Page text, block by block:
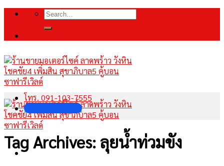
Skip
content
Search
โทร. 091-103-7555
INBOX FANPAGE
Tag Archives:ลุยน้ำท่วมขัง